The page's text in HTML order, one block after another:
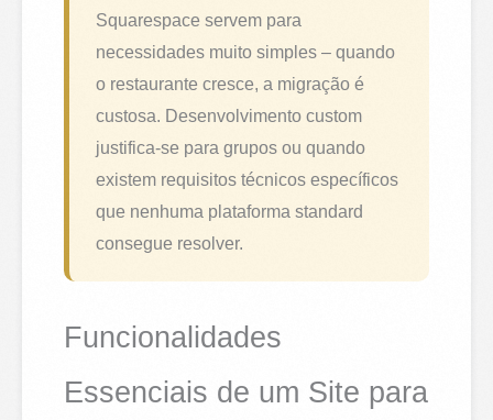
Squarespace servem para
necessidades muito simples – quando
o restaurante cresce, a migração é
custosa. Desenvolvimento custom
justifica-se para grupos ou quando
existem requisitos técnicos específicos
que nenhuma plataforma standard
consegue resolver.
Funcionalidades
Essenciais de um Site para